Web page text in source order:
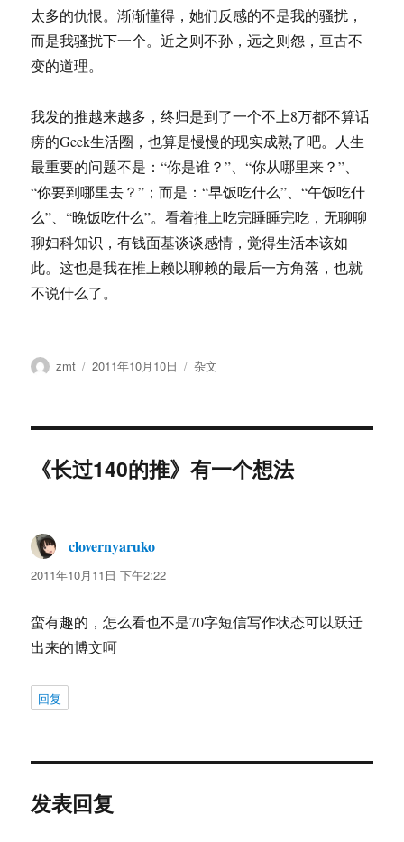
太多的仇恨。渐渐懂得，她们反感的不是我的骚扰，
而是我骚扰下一个。近之则不孙，远之则怨，亘古不
变的道理。
我发的推越来越多，终归是到了一个不上8万都不算话
痨的Geek生活圈，也算是慢慢的现实成熟了吧。人生
最重要的问题不是：“你是谁？”、“你从哪里来？”、
“你要到哪里去？”；而是：“早饭吃什么”、“午饭吃什
么”、“晚饭吃什么”。看着推上吃完睡睡完吃，无聊聊
聊妇科知识，有钱面基谈谈感情，觉得生活本该如
此。这也是我在推上赖以聊赖的最后一方角落，也就
不说什么了。
作
zmt
发
2011年10月10日
分
杂文
《长过140的推》有一个想法
clovernyaruko
道：
2011年10月11日 下午2:22
蛮有趣的，怎么看也不是70字短信写作状态可以跃迁
出来的博文呵
回复
发表回复